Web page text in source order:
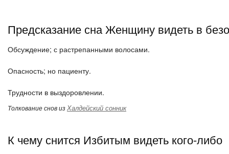
Предсказание сна Женщину видеть в
Обсуждение; с растрепанными волосами.
Опасность; но пациенту.
Трудности в выздоровлении.
Толкование снов изХалдейский сонник
К чему снится Избитым видеть кого-либо